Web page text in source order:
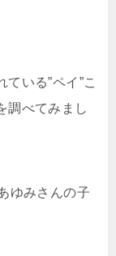
いる”ペイ”こ
調べてみまし
ゆみさんの子